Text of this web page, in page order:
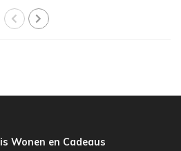
Wonen en Cadeaus